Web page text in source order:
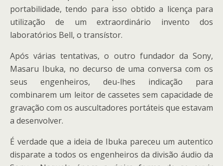
portabilidade, tendo para isso obtido a licença para
utilização de um extraordinário invento dos
laboratórios Bell, o transístor.
Após várias tentativas, o outro fundador da Sony,
Masaru Ibuka, no decurso de uma conversa com os
seus engenheiros, deu-lhes indicação para
combinarem um leitor de cassetes sem capacidade de
gravação com os auscultadores portáteis que estavam
a desenvolver.
É verdade que a ideia de Ibuka pareceu um autentico
disparate a todos os engenheiros da divisão áudio da